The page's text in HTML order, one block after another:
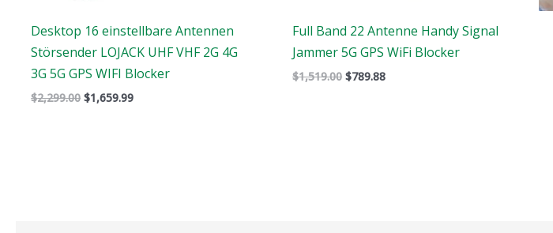
Desktop 16 einstellbare Antennen
Störsender LOJACK UHF VHF 2G 4G
3G 5G GPS WIFI Blocker
$2,299.00 $1,659.99
Full Band 22 Antenne Handy Signal
Jammer 5G GPS WiFi Blocker
$1,519.00 $789.88